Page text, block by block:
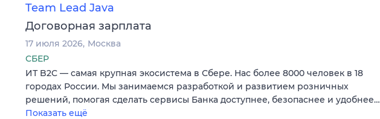
Team Lead Java
Договорная зарплата
17 июля 2026 Москва
СБЕР
ИТ B2C — самая крупная экосистема в Сбере. Нас более 8000 человек в 18
городах России. Мы занимаемся разработкой и развитием розничных
решений, помогая сделать сервисы Банка доступнее, безопаснее и удобнее…
Показать ещё